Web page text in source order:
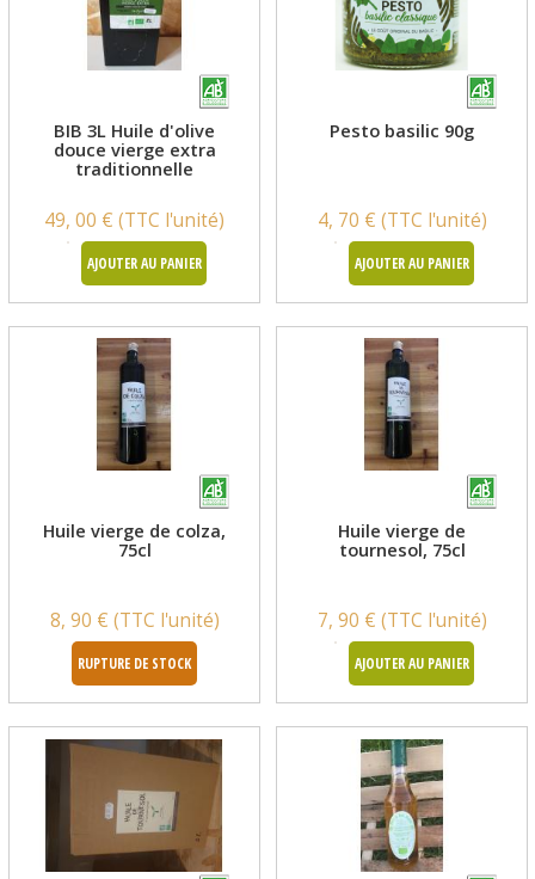
BIB 3L Huile d'olive
douce vierge extra
traditionnelle
49, 00 € (TTC l'unité)
AJOUTER AU PANIER
Pesto basilic 90g
4, 70 € (TTC l'unité)
AJOUTER AU PANIER
Huile vierge de colza,
75cl
8, 90 € (TTC l'unité)
RUPTURE DE STOCK
Huile vierge de
tournesol, 75cl
7, 90 € (TTC l'unité)
AJOUTER AU PANIER